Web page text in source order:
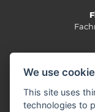
E-
We use
This site uses
technologies to